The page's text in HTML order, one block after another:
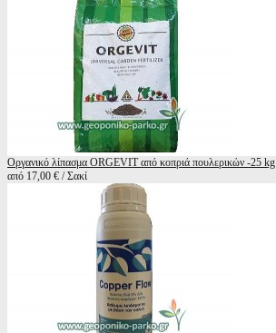
Οργανικό λίπασμα ORGEVIT από κοπριά πουλερικών -25 kg
από 17,00 € / Σακί